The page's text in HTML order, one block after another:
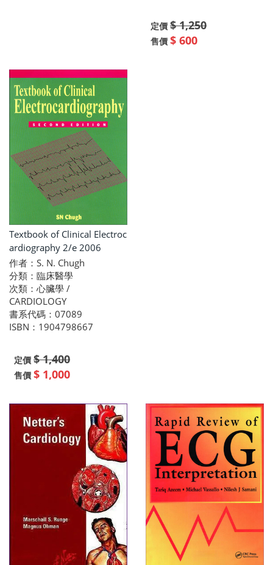
定價 $ 1,250
售價 $ 600
Textbook of Clinical Electroc
ardiography 2/e 2006
作者：S. N. Chugh
分類：臨床醫學
次類：心臟學 /
CARDIOLOGY
書系代碼：07089
ISBN：1904798667
定價 $ 1,400
售價 $ 1,000